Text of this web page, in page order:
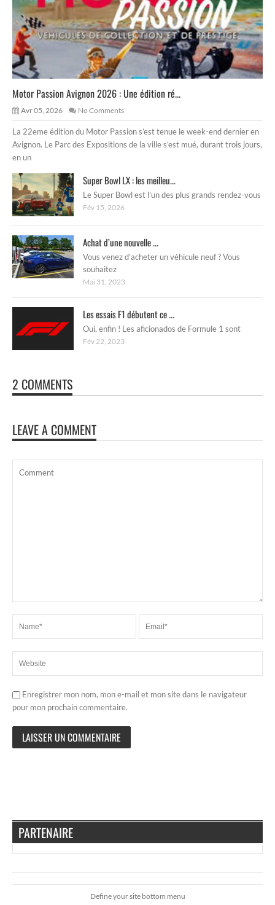
Motor Passion Avignon 2026 : Une édition ré...
Avr 05, 2026 No Comments
La 22eme édition du Motor Passion s’est tenue le week-end dernier en
Avignon. Le Parc des Expositions de la ville s’est mué, durant trois jours,
en un
Super Bowl LX : les meilleu...
Le Super Bowl est l’un des plus grands rendez-vous
Fév 15, 2026
Achat d’une nouvelle ...
Vous venez d’acheter un véhicule neuf ? Vous
souhaitez
Mai 31, 2023
Les essais F1 débutent ce ...
Oui, enfin ! Les aficionados de Formule 1 sont
Fév 22, 2023
2 COMMENTS
LEAVE A COMMENT
Enregistrer mon nom, mon e-mail et mon site dans le navigateur
pour mon prochain commentaire.
PARTENAIRE
Define your site bottom menu